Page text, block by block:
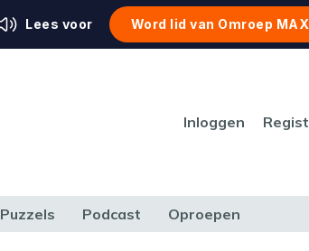
Lees voor Word lid van Omroep MAX
Inloggen
Puzzels Podcast Oproepen